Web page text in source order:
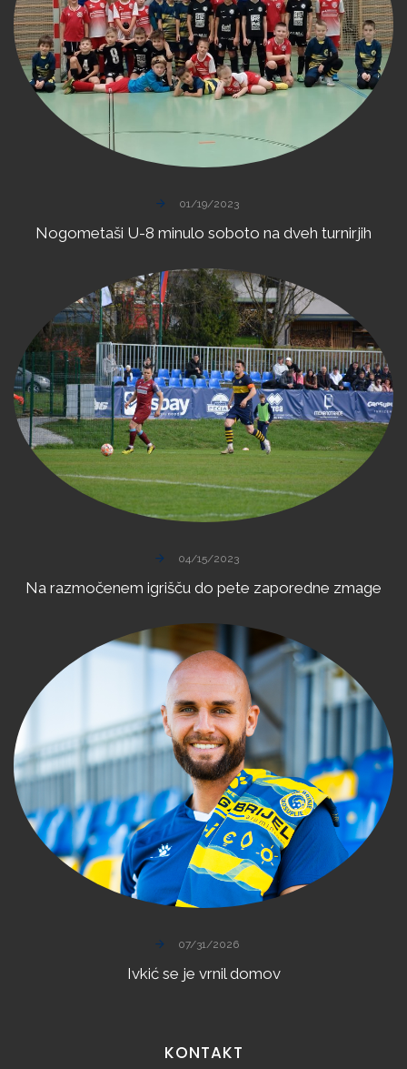
01/19/2023
Nogometaši U-8 minulo soboto na dveh turnirjih
04/15/2023
Na razmočenem igrišču do pete zaporedne zmage
07/31/2026
Ivkić se je vrnil domov
KONTAKT